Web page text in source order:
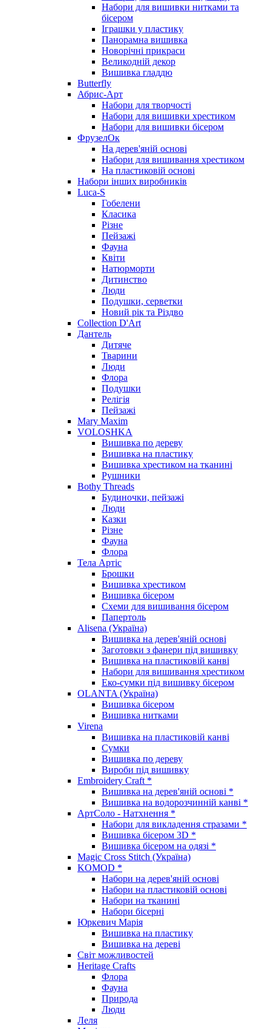
Набори для вишивки нитками та
бісером
Іграшки у пластику
Панорамна вишивка
Новорічні прикраси
Великодній декор
Вишивка гладдю
Butterfly
Абрис-Арт
Набори для творчості
Набори для вишивки хрестиком
Набори для вишивки бісером
ФрузелОк
На дерев'яній основі
Набори для вишивання хрестиком
На пластиковій основі
Набори інших виробників
Luca-S
Гобелени
Класика
Різне
Пейзажі
Фауна
Квіти
Натюрморти
Дитинство
Люди
Подушки, серветки
Новий рік та Різдво
Collection D'Art
Дантель
Дитяче
Тварини
Люди
Флора
Подушки
Релігія
Пейзажі
Mary Maxim
VOLOSHKA
Вишивка по дереву
Вишивка на пластику
Вишивка хрестиком на тканині
Рушники
Bothy Threads
Будиночки, пейзажі
Люди
Казки
Різне
Фауна
Флора
Тела Артіс
Брошки
Вишивка хрестиком
Вишивка бісером
Схеми для вишивання бісером
Папертоль
Alisena (Україна)
Вишивка на дерев'яній основі
Заготовки з фанери під вишивку
Вишивка на пластиковій канві
Набори для вишивання хрестиком
Еко-сумки під вишивку бісером
OLANTA (Україна)
Вишивка бісером
Вишивка нитками
Virena
Вишивка на пластиковій канві
Сумки
Вишивка по дереву
Вироби під вишивку
Embroidery Craft *
Вишивка на дерев'яній основі *
Вишивка на водорозчинній канві *
АртСоло - Натхнення *
Набори для викладення стразами *
Вишивка бісером 3D *
Вишивка бісером на одязі *
Magic Cross Stitch (Україна)
KOMOD *
Набори на дерев'яній основі
Набори на пластиковій основі
Набори на тканині
Набори бісерні
Юркевич Марія
Вишивка на пластику
Вишивка на дереві
Світ можливостей
Heritage Crafts
Флора
Фауна
Природа
Люди
Леля